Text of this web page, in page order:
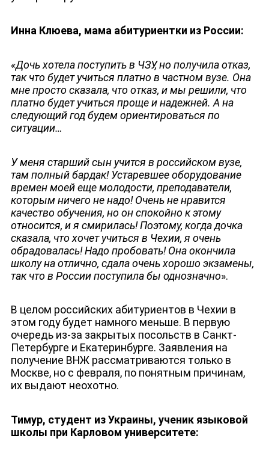
Инна Клюева, мама абитуриентки из России:
«Дочь хотела поступить в ЧЗУ, но получила отказ,
так что будет учиться платно в частном вузе. Она
мне просто сказала, что отказ, и мы решили, что
платно будет учиться проще и надежней. А на
следующий год будем ориентироваться по
ситуации…
У меня старший сын учится в российском вузе,
там полный бардак! Устаревшее оборудование
времен моей еще молодости, преподаватели,
которым ничего не надо! Очень не нравится
качество обучения, но он спокойно к этому
относится, и я смирилась! Поэтому, когда дочка
сказала, что хочет учиться в Чехии, я очень
обрадовалась! Надо пробовать! Она окончила
школу на отлично, сдала очень хорошо экзамены,
так что в России поступила бы однозначно».
В целом российских абитуриентов в Чехии в
этом году будет намного меньше. В первую
очередь из-за закрытых посольств в Санкт-
Петербурге и Екатеринбурге. Заявления на
получение ВНЖ рассматриваются только в
Москве, но с февраля, по понятным причинам,
их выдают неохотно.
Тимур, студент из Украины, ученик языковой
школы при Карловом университете: